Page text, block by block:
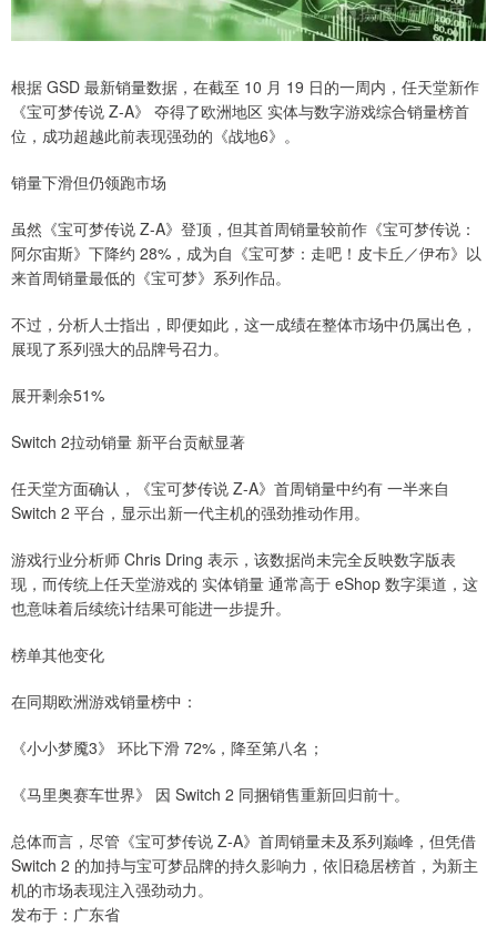
根据 GSD 最新销量数据，在截至 10 月 19 日的一周内，任天堂新作
《宝可梦传说 Z-A》 夺得了欧洲地区 实体与数字游戏综合销量榜首
位，成功超越此前表现强劲的《战地6》。
销量下滑但仍领跑市场
虽然《宝可梦传说 Z-A》登顶，但其首周销量较前作《宝可梦传说：
阿尔宙斯》下降约 28%，成为自《宝可梦：走吧！皮卡丘／伊布》以
来首周销量最低的《宝可梦》系列作品。
不过，分析人士指出，即便如此，这一成绩在整体市场中仍属出色，
展现了系列强大的品牌号召力。
展开剩余51%
Switch 2拉动销量 新平台贡献显著
任天堂方面确认，《宝可梦传说 Z-A》首周销量中约有 一半来自
Switch 2 平台，显示出新一代主机的强劲推动作用。
游戏行业分析师 Chris Dring 表示，该数据尚未完全反映数字版表
现，而传统上任天堂游戏的 实体销量 通常高于 eShop 数字渠道，这
也意味着后续统计结果可能进一步提升。
榜单其他变化
在同期欧洲游戏销量榜中：
《小小梦魇3》 环比下滑 72%，降至第八名；
《马里奥赛车世界》 因 Switch 2 同捆销售重新回归前十。
总体而言，尽管《宝可梦传说 Z-A》首周销量未及系列巅峰，但凭借
Switch 2 的加持与宝可梦品牌的持久影响力，依旧稳居榜首，为新主
机的市场表现注入强劲动力。
发布于：广东省